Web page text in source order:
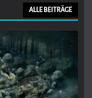
ALLE BEITRÄGE